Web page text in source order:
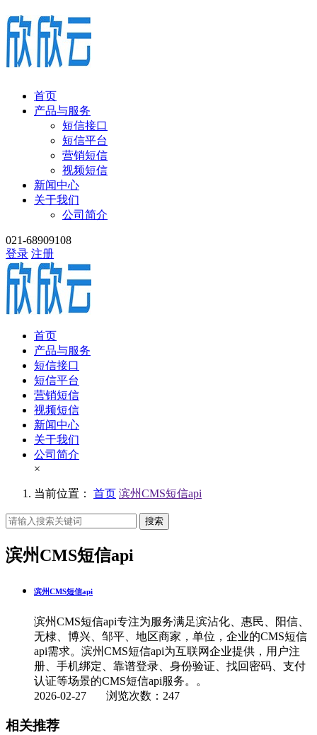
首页
产品与服务
短信接口
短信平台
营销短信
视频短信
新闻中心
关于我们
公司简介
021-68909108
登录 注册
首页
产品与服务
短信接口
短信平台
营销短信
视频短信
新闻中心
关于我们
公司简介
×
当前位置： 首页 滨州CMS短信api
搜索
滨州CMS短信api
滨州CMS短信api
滨州CMS短信api专注为服务满足滨沾化、惠民、阳信、
无棣、博兴、邹平、地区商家，单位，企业的CMS短信
api需求。滨州CMS短信api为互联网企业提供，用户注
册、手机绑定、靠谱登录、身份验证、找回密码、支付
认证等场景的CMS短信api服务。。
2026-02-27 浏览次数：247
相关推荐